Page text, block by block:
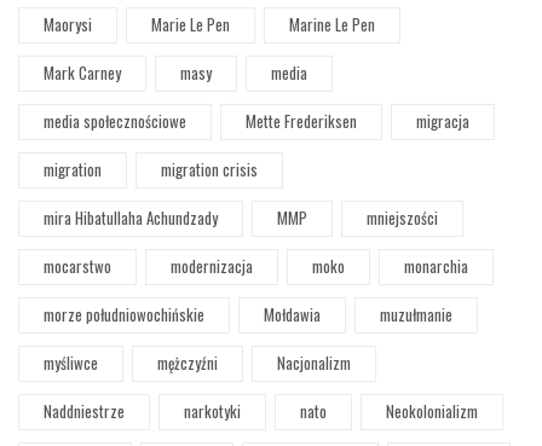
Maorysi
Marie Le Pen
Marine Le Pen
Mark Carney
masy
media
media społecznościowe
Mette Frederiksen
migracja
migration
migration crisis
mira Hibatullaha Achundzady
MMP
mniejszości
mocarstwo
modernizacja moko
monarchia
morze południowochińskie
Mołdawia
muzułmanie
myśliwce
mężczyźni
Nacjonalizm
Naddniestrze
narkotyki nato
Neokolonializm